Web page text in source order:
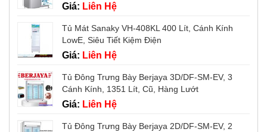
Giá: Liên Hệ
Tủ Mát Sanaky VH-408KL 400 Lít, Cánh Kính
LowE, Siêu Tiết Kiệm Điện
Giá: Liên Hệ
Tủ Đông Trưng Bày Berjaya 3D/DF-SM-EV, 3
Cánh Kính, 1351 Lít, Cũ, Hàng Lướt
Giá: Liên Hệ
Tủ Đông Trưng Bày Berjaya 2D/DF-SM-EV, 2